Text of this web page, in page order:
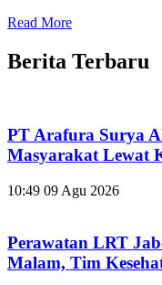
Read More
Berita Terbaru
PT Arafura Surya
Masyarakat Lewat
10:49 09 Agu 2026
Perawatan LRT
Malam, Tim